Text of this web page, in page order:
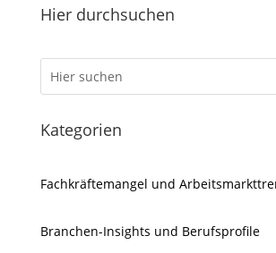
Hier durchsuchen
Kategorien
Fachkräftemangel und
Branchen-Insights und Berufsprofile